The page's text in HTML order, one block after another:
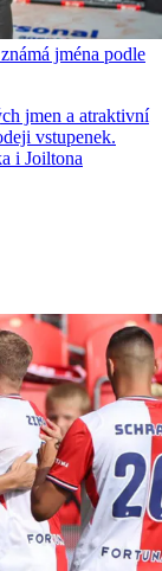
jména podle
jmen a atraktivní
vstupenek.
i Joiltona